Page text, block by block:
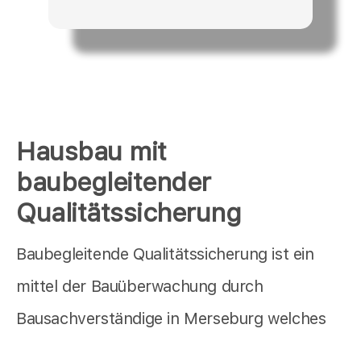
Hausbau mit
baubegleitender
Qualitätssicherung
Baubegleitende Qualitätssicherung ist ein
mittel der Bauüberwachung durch
Bausachverständige in Merseburg welches